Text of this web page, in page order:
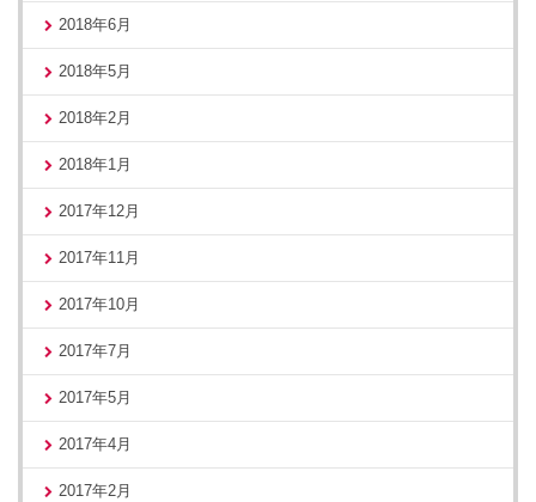
2018年6月
2018年5月
2018年2月
2018年1月
2017年12月
2017年11月
2017年10月
2017年7月
2017年5月
2017年4月
2017年2月